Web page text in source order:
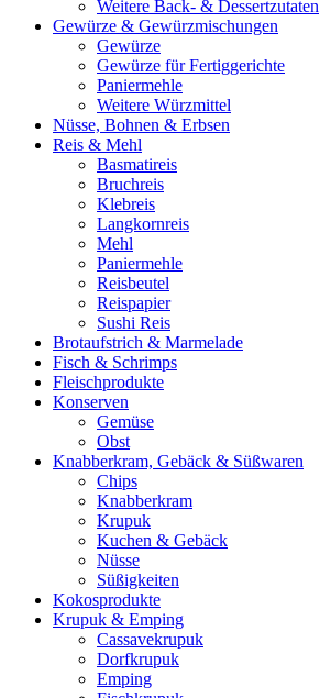
Weitere Back- & Dessertzutaten
Gewürze & Gewürzmischungen
Gewürze
Gewürze für Fertiggerichte
Paniermehle
Weitere Würzmittel
Nüsse, Bohnen & Erbsen
Reis & Mehl
Basmatireis
Bruchreis
Klebreis
Langkornreis
Mehl
Paniermehle
Reisbeutel
Reispapier
Sushi Reis
Brotaufstrich & Marmelade
Fisch & Schrimps
Fleischprodukte
Konserven
Gemüse
Obst
Knabberkram, Gebäck & Süßwaren
Chips
Knabberkram
Krupuk
Kuchen & Gebäck
Nüsse
Süßigkeiten
Kokosprodukte
Krupuk & Emping
Cassavekrupuk
Dorfkrupuk
Emping